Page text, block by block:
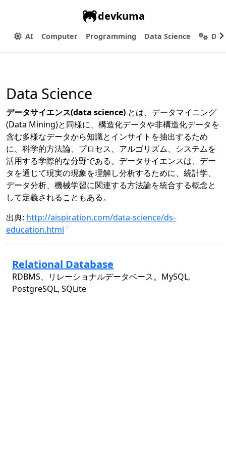
devkuma
AI Computer Programming Data Science
Data Science
データサイエンス(data science) とは、データマイニング
(Data Mining)と同様に、構造化データや非構造化データを
含む多様なデータから知識とインサイトを抽出するため
に、科学的方法論、プロセス、アルゴリズム、システムを
活用する学際的な分野である。データサイエンスは、デー
タを通じて現実の現象を理解し分析するために、統計学、
データ分析、機械学習に関連する方法論を統合する概念と
して定義されることもある。
出典: http://aispiration.com/data-science/ds-
education.html
Relational Database
RDBMS、リレーショナルデータベース。MySQL,
PostgreSQL, SQLite